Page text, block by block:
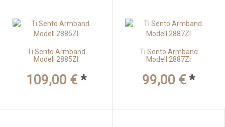
Ti Sento Armband
Modell 2885ZI
109,00 € *
Ti Sento Armband
Modell 2887ZI
99,00 € *